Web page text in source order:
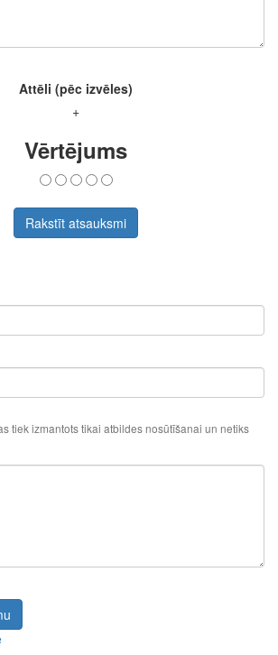
Attēli (pēc izvēles)
+
Vērtējums
Rakstīt atsauksmi
tiek izmantots tikai atbildes nosūtīšanai un netiks